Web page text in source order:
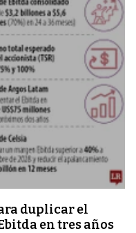
duplicar el
en tres años